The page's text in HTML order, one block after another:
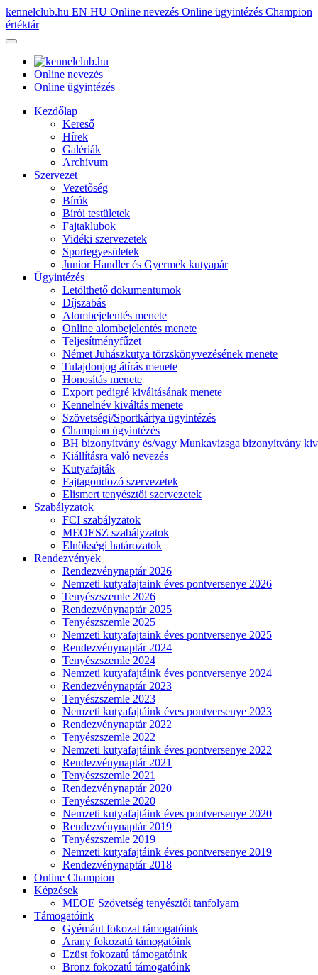
kennelclub.hu EN HU Online nevezés Online ügyintézés Champion
értéktár
Online nevezés
Online ügyintézés
Kezdőlap
Kereső
Hírek
Galériák
Archívum
Szervezet
Vezetőség
Bírók
Bírói testületek
Fajtaklubok
Vidéki szervezetek
Sportegyesületek
Junior Handler és Gyermek kutyapár
Ügyintézés
Letölthető dokumentumok
Díjszabás
Alombejelentés menete
Online alombejelentés menete
Teljesítményfűzet
Német Juhászkutya törzskönyvezésének menete
Tulajdonjog átírás menete
Honosítás menete
Export pedigré kiváltásának menete
Kennelnév kiváltás menete
Szövetségi/Sportkártya ügyintézés
Champion ügyintézés
BH bizonyítvány és/vagy Munkavizsga bizonyítvány
Kiállításra való nevezés
Kutyafajták
Fajtagondozó szervezetek
Elismert tenyésztői szervezetek
Szabályzatok
FCI szabályzatok
MEOESZ szabályzatok
Elnökségi határozatok
Rendezvények
Rendezvénynaptár 2026
Nemzeti kutyafajtaink éves pontversenye 2026
Tenyészszemle 2026
Rendezvénynaptár 2025
Tenyészszemle 2025
Nemzeti kutyafajtaink éves pontversenye 2025
Rendezvénynaptár 2024
Tenyészszemle 2024
Nemzeti kutyafajtáink éves pontversenye 2024
Rendezvénynaptár 2023
Tenyészszemle 2023
Nemzeti kutyafajtáink éves pontversenye 2023
Rendezvénynaptár 2022
Tenyészszemle 2022
Nemzeti kutyafajtáink éves pontversenye 2022
Rendezvénynaptár 2021
Tenyészszemle 2021
Rendezvénynaptár 2020
Tenyészszemle 2020
Nemzeti kutyafajtáink éves pontversenye 2020
Rendezvénynaptár 2019
Tenyészszemle 2019
Nemzeti kutyafajtáink éves pontversenye 2019
Rendezvénynaptár 2018
Online Champion
Képzések
MEOE Szövetség tenyésztői tanfolyam
Támogatóink
Gyémánt fokozat támogatóink
Arany fokozatú támogatóink
Ezüst fokozatú támogatóink
Bronz fokozatú támogatóink